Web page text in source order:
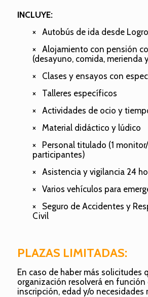
INCLUYE:
× Autobús de ida desde
× Alojamiento con pensión
(desayuno, comida, merienda
× Clases y ensayos con
× Talleres específicos
× Actividades de ocio y
× Material didáctico y lúdico
×
Personal titulado (1
participantes)
× Asistencia y vigilancia 24
× Varios vehículos para
× Seguro de Accidentes y
Civil
PLAZAS LIMITADAS:
En caso de haber más solicitudes
organización resolverá en función
inscripción, edad y/o necesidades